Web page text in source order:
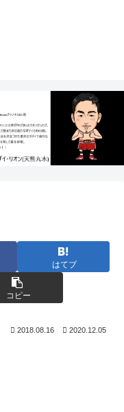
はてブ
コピー
2018.08.16 2020.12.05